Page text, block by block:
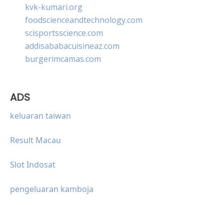
kvk-kumari.org
foodscienceandtechnology.com
scisportsscience.com
addisababacuisineaz.com
burgerimcamas.com
ADS
keluaran taiwan
Result Macau
Slot Indosat
pengeluaran kamboja